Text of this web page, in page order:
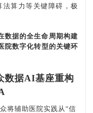
算力等关键障碍，极
数据的全生命周期构建
院数字化转型的关键环
数据AI基座重构
众将辅助医院实践从 “信